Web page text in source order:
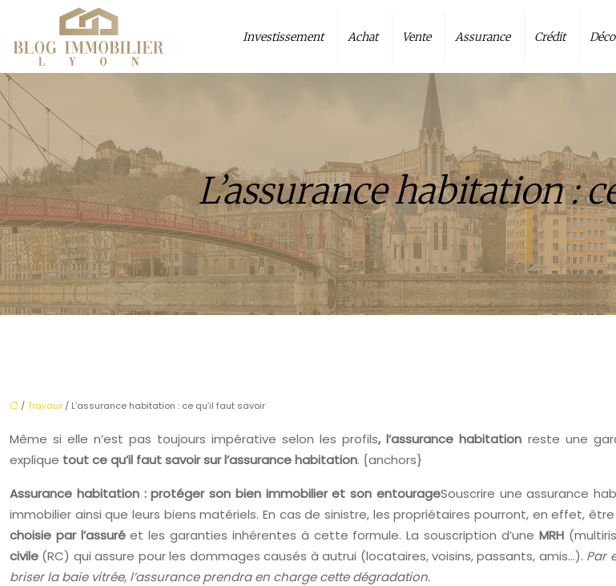
Investissement Achat Vente Assurance Crédit
L’assurance habitation :
/Travaux / L’assurance habitation : ce qu’il faut savoir
Même si elle n’est pas toujours impérative selon les profils, l’assurance habitation reste une
explique tout ce qu’il faut savoir sur l’assurance habitation. {anchors}
Assurance habitation : protéger son bien immobilier et son entourageSouscrire une assurance
immobilier ainsi que leurs biens matériels. En cas de sinistre, les propriétaires pourront, en effet,
choisie par l’assuréet les garanties inhérentes à cette formule. La souscription d’une MRH
civile (RC) qui assure pour les dommages causés à autrui (locataires, voisins, passants, amis…). Par
briser la baie vitrée, l’assurance prendra en charge cette dégradation.